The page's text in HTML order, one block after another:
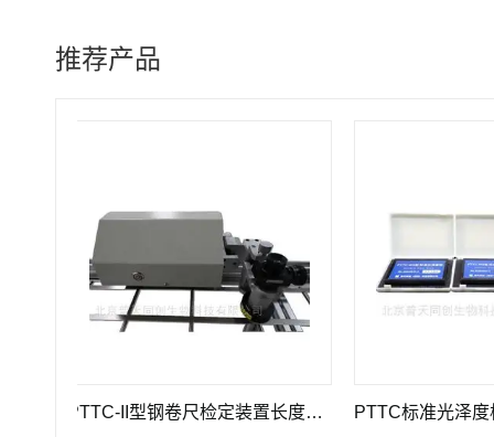
推荐产品
PTTC-II型钢卷尺检定装置长度计量仪器 PTTC标准光泽度板-光